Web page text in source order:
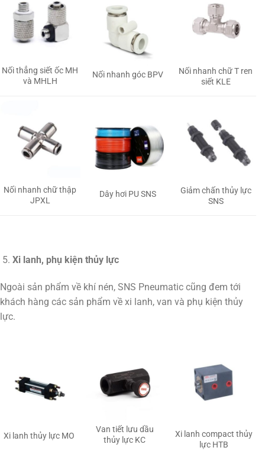
Nối thẳng siết ốc MH
và MHLH
Nối nhanh góc BPV
Nối nhanh chữ T ren
siết KLE
Nối nhanh chữ thập
JPXL
Dây hơi PU SNS
Giảm chấn thủy lực
SNS
Xi lanh, phụ kiện thủy lực
Ngoài sản phẩm về khí nén, SNS Pneumatic cũng đem tới
khách hàng các sản phẩm về xi lanh, van và phụ kiện thủy
lực.
Xi lanh thủy lực MO
Van tiết lưu dầu
thủy lực KC
Xi lanh compact thủy
lực HTB